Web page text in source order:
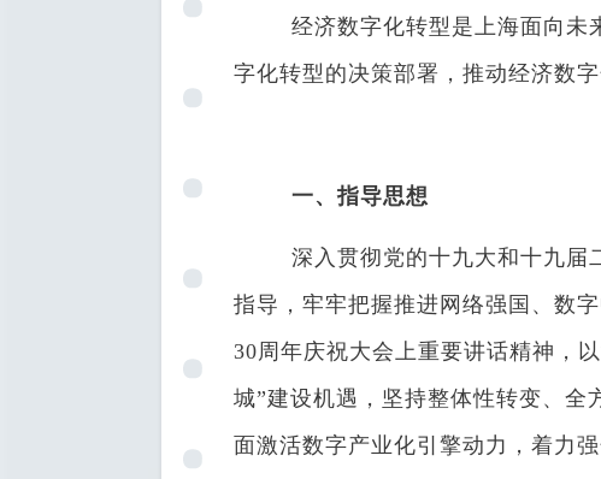
经济数字化转型是上海面向未来
字化转型的决策部署，推动经济数
一、指导思想
深入贯彻党的十九大和十九届二
指导，牢牢把握推进网络强国、数
30周年庆祝大会上重要讲话精神，
城”建设机遇，坚持整体性转变、
面激活数字产业化引擎动力，着力